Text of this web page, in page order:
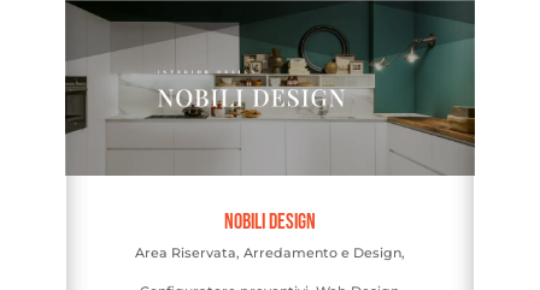
Nobili Design
Area Riservata, Arredamento e Design,